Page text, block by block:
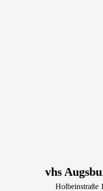
vhs
Holbeinstraße